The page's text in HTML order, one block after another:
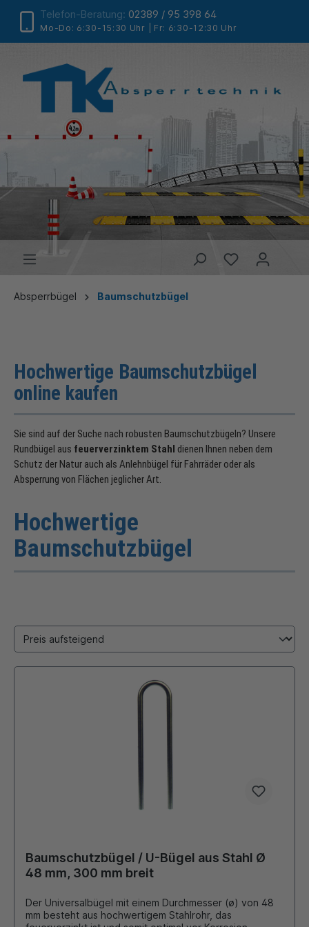
Telefon-Beratung: 02389 / 95 398 64
Mo-Do: 6:30-15:30 Uhr | Fr: 6:30-12:30 Uhr
Absperrbügel Baumschutzbügel
Hochwertige Baumschutzbügel
online kaufen
Sie sind auf der Suche nach robusten Baumschutzbügeln? Unsere
Rundbügel aus feuerverzinktem Stahl dienen Ihnen neben dem
Schutz der Natur auch als Anlehnbügel für Fahrräder oder als
Absperrung von Flächen jeglicher Art.
Hochwertige
Baumschutzbügel
Baumschutzbügel / U-Bügel aus Stahl Ø
48 mm, 300 mm breit
Der Universalbügel mit einem Durchmesser (ø) von 48
mm besteht aus hochwertigem Stahlrohr, das